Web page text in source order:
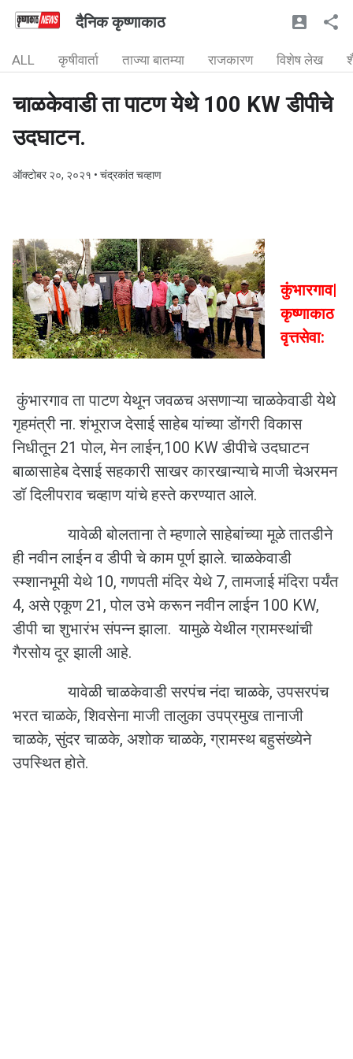
दैनिक कृष्णाकाठ
ALL कृषीवार्ता ताज्या बातम्या राजकारण विशेष लेख
चाळकेवाडी ता पाटण येथे 100 KW डीपीचे
उदघाटन.
ऑक्टोबर २०, २०२१ • चंद्रकांत चव्हाण
कुंभारगाव|
कृष्णाकाठ
वृत्तसेवा:
कुंभारगाव ता पाटण येथून जवळच असणाऱ्या चाळकेवाडी येथे
गृहमंत्री ना. शंभूराज देसाई साहेब यांच्या डोंगरी विकास
निधीतून 21 पोल, मेन लाईन,100 KW डीपीचे उदघाटन
बाळासाहेब देसाई सहकारी साखर कारखान्याचे माजी चेअरमन
डॉ‌ दिलीपराव चव्हाण यांचे हस्ते करण्यात आले.
यावेळी बोलताना ते म्हणाले साहेबांच्या मूळे तातडीने
ही नवीन लाईन व डीपी चे काम पूर्ण झाले. चाळकेवाडी
स्म्शानभूमी येथे 10, गणपती मंदिर येथे 7, तामजाई मंदिरा पर्यंत
4, असे एकूण 21, पोल उभे करून नवीन लाईन 100 KW,
डीपी चा शुभारंभ संपन्न झाला. ‌ यामुळे येथील ग्रामस्थांची
गैरसोय दूर झाली आहे.
यावेळी चाळकेवाडी सरपंच नंदा चाळके, उपसरपंच
भरत चाळके, शिवसेना माजी तालुका उपप्रमुख तानाजी
चाळके, सुंदर चाळके, अशोक चाळके, ग्रामस्थ बहुसंख्येने
उपस्थित होते.